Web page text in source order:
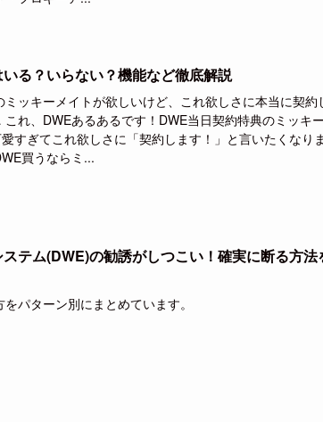
る？いらない？機能など徹底解説
ミッキーメイトが欲しいけど、これ欲しさに本当に契約
れ、DWEあるあるです！DWE当日契約特典のミッキ
すぎてこれ欲しさに「契約します！」と言いたくなり
買うならミ...
テム(DWE)の勧誘がしつこい！確実に断る方法
パターン別にまとめています。